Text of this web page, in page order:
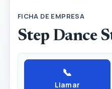
FICHA DE EMPRESA
Step Dance
📞
Llamar